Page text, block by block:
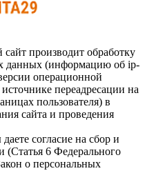
производит обработку
данных (информацию об ip-
операционной
переадресации на
пользователя) в
сайта и проведения
согласие на сбор и
(Статья 6 Федерального
о персональных